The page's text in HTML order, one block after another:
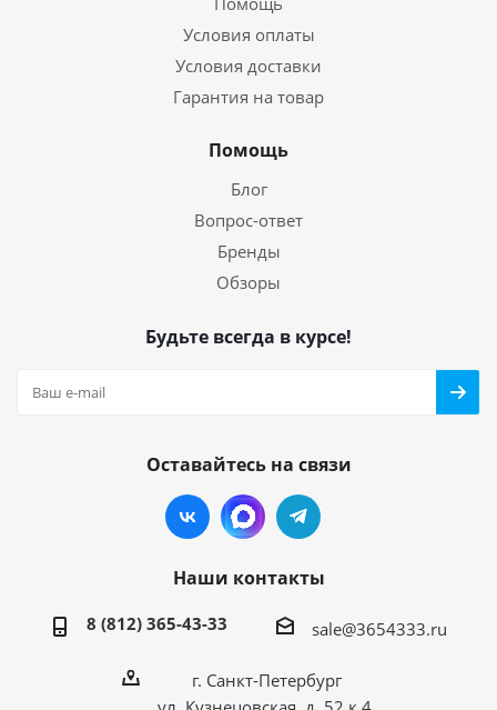
Условия оплаты
Условия доставки
Гарантия на товар
Помощь
Блог
Вопрос-ответ
Бренды
Обзоры
Будьте всегда в курсе!
Оставайтесь на связи
Наши контакты
8 (812) 365-43-33 sale@3654333.ru
г. Санкт-Петербург